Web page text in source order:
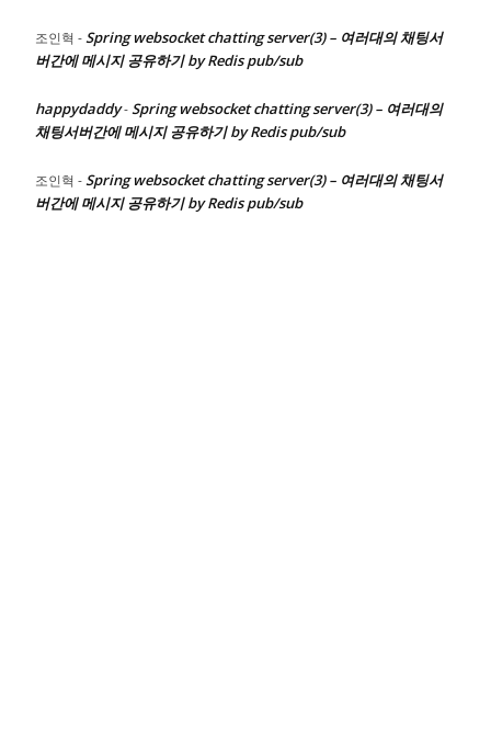
조인혁 - Spring websocket chatting server(3) – 여러대의 채팅서
버간에 메시지 공유하기 by Redis pub/sub
happydaddy- Spring websocket chatting server(3) – 여러대의
채팅서버간에 메시지 공유하기 by Redis pub/sub
조인혁 - Spring websocket chatting server(3) – 여러대의 채팅서
버간에 메시지 공유하기 by Redis pub/sub